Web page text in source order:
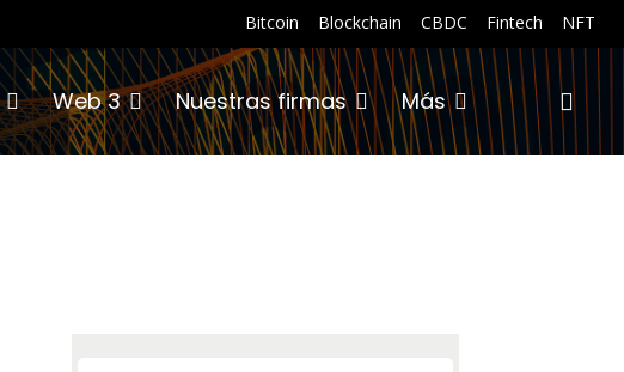
Bitcoin Blockchain CBDC Fintech NFT
Web 3 Nuestras firmas Más